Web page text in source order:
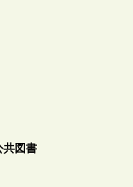
共図書